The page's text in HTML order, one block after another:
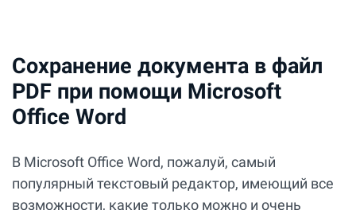
Сохранение документа в файл
PDF при помощи Microsoft
Office Word
В Microsoft Office Word, пожалуй, самый
популярный текстовый редактор, имеющий все
возможности, какие только можно и очень